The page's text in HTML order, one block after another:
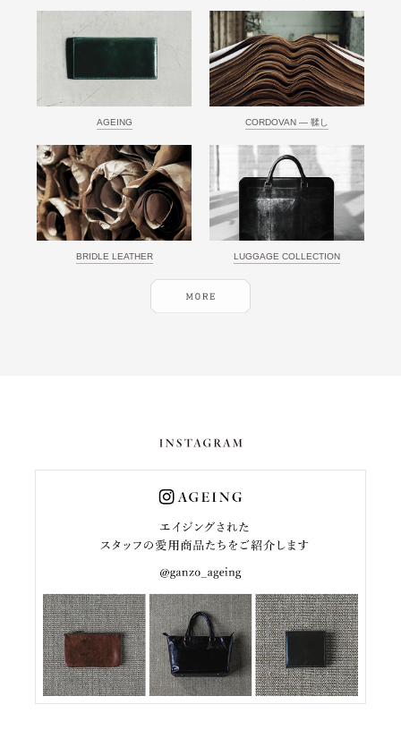
AGEING CORDOVAN ― 鞣し
BRIDLE LEATHER LUGGAGE COLLECTION